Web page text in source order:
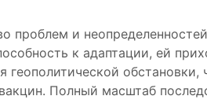
проблем и
к адаптации, ей
геополитической
Полный масштаб